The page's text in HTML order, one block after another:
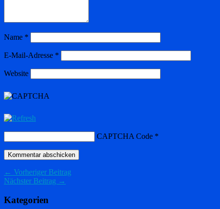
Name *
E-Mail-Adresse *
Website
CAPTCHA Code *
← Vorheriger Beitrag
Nächster Beitrag →
Kategorien